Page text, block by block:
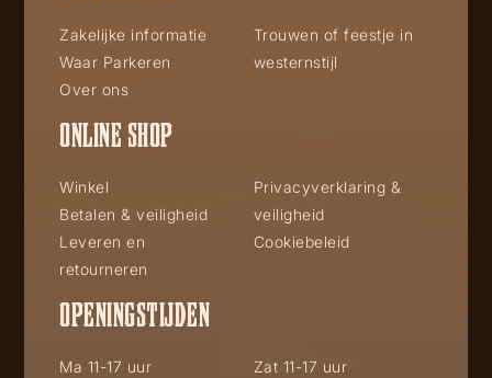
Zakelijke informatie
Waar Parkeren
Over ons
Trouwen of feestje in
westernstijl
ONLINE SHOP
Winkel
Betalen & veiligheid
Leveren en
retourneren
Privacyverklaring &
veiligheid
Cookiebeleid
OPENINGSTIJDEN
Ma 11-17 uur
Zat 11-17 uur